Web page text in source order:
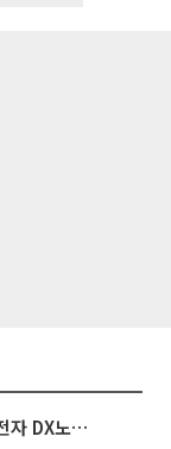
3445억 자사주 지급 마쳤는데...삼성전자 DX노조, 뒤늦은 '떼쓰기 집회'